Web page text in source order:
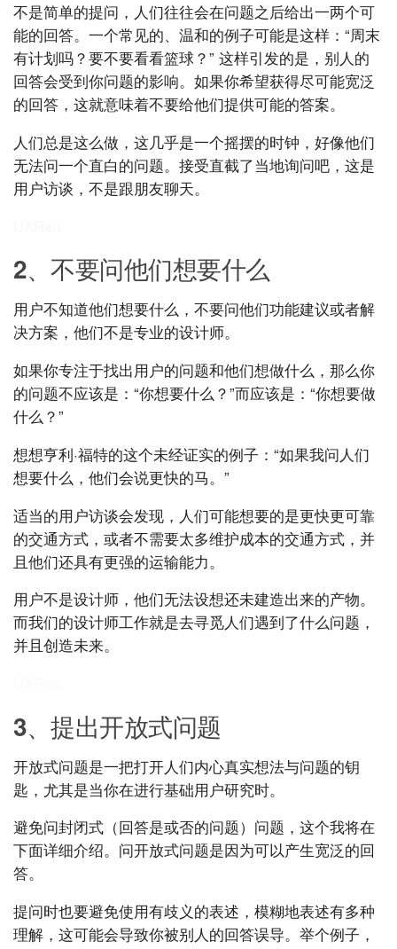
不是简单的提问，人们往往会在问题之后给出一两个可
能的回答。一个常见的、温和的例子可能是这样：“周末
有计划吗？要不要看看篮球？” 这样引发的是，别人的
回答会受到你问题的影响。如果你希望获得尽可能宽泛
的回答，这就意味着不要给他们提供可能的答案。
人们总是这么做，这几乎是一个摇摆的时钟，好像他们
无法问一个直白的问题。接受直截了当地询问吧，这是
用户访谈，不是跟朋友聊天。
2、不要问他们想要什么
用户不知道他们想要什么，不要问他们功能建议或者解
决方案，他们不是专业的设计师。
如果你专注于找出用户的问题和他们想做什么，那么你
的问题不应该是：“你想要什么？”而应该是：“你想要做
什么？”
想想亨利·福特的这个未经证实的例子：“如果我问人们
想要什么，他们会说更快的马。”
适当的用户访谈会发现，人们可能想要的是更快更可靠
的交通方式，或者不需要太多维护成本的交通方式，并
且他们还具有更强的运输能力。
用户不是设计师，他们无法设想还未建造出来的产物。
而我们的设计师工作就是去寻觅人们遇到了什么问题，
并且创造未来。
3、提出开放式问题
开放式问题是一把打开人们内心真实想法与问题的钥
匙，尤其是当你在进行基础用户研究时。
避免问封闭式（回答是或否的问题）问题，这个我将在
下面详细介绍。问开放式问题是因为可以产生宽泛的回
答。
提问时也要避免使用有歧义的表述，模糊地表述有多种
理解，这可能会导致你被别人的回答误导。举个例子，